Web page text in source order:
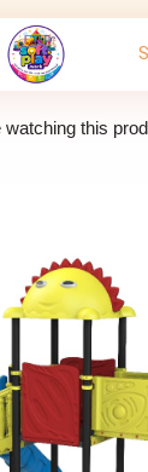
watching this